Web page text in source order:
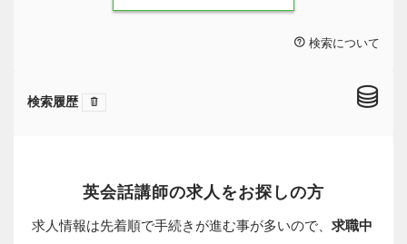
検索について
検索履歴
英会話講師の求人をお探しの方
求人情報は先着順で手続きが進む事が多いので、 求職中